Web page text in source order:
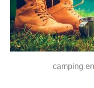
camping